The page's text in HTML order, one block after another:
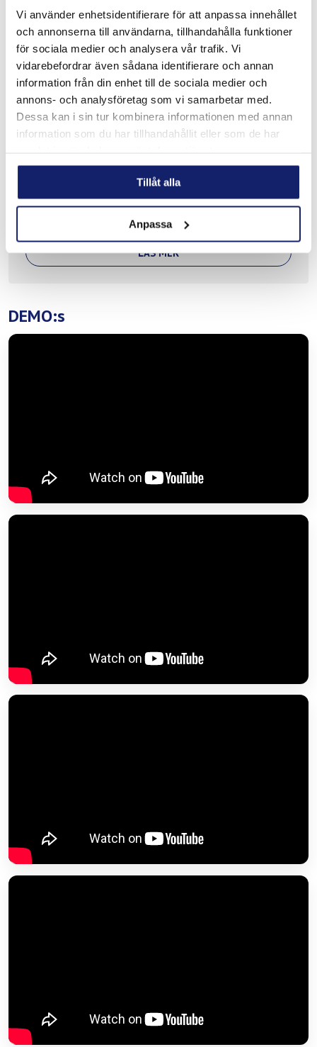
Vi använder enhetsidentifierare för att anpassa innehållet
och annonserna till användarna, tillhandahålla funktioner
för sociala medier och analysera vår trafik. Vi
vidarebefordrar även sådana identifierare och annan
information från din enhet till de sociala medier och
annons- och analysföretag som vi samarbetar med.
Dessa kan i sin tur kombinera informationen med annan
information som du har tillhandahållit eller som de har
Tillåt alla
Anpassa
Nitty Gritty SURFACE PLUS X2
Clinox Surface Plus X2 är en professionell maskin
designad för företag som behandlar mycket stora...
LÄS MER
DEMO:s